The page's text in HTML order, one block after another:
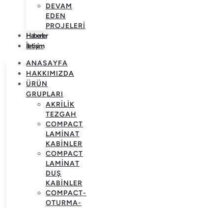
DEVAM
EDEN
PROJELERI
Haberler
İletişim
ANASAYFA
HAKKIMIZDA
ÜRÜN
GRUPLARI
AKRILIK
TEZGAH
COMPACT
LAMINAT
KABINLER
COMPACT
LAMINAT
DUŞ
KABINLER
COMPACT-
OTURMA-